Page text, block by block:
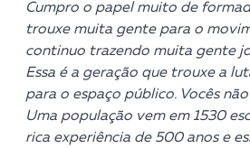
Cumpro o papel muito de
trouxe muita gente para o
continuo trazendo muita gente
Essa é a geração que trouxe a
para o espaço público. Vocês
Uma população vem em 1530
rica experiência de 500 anos e